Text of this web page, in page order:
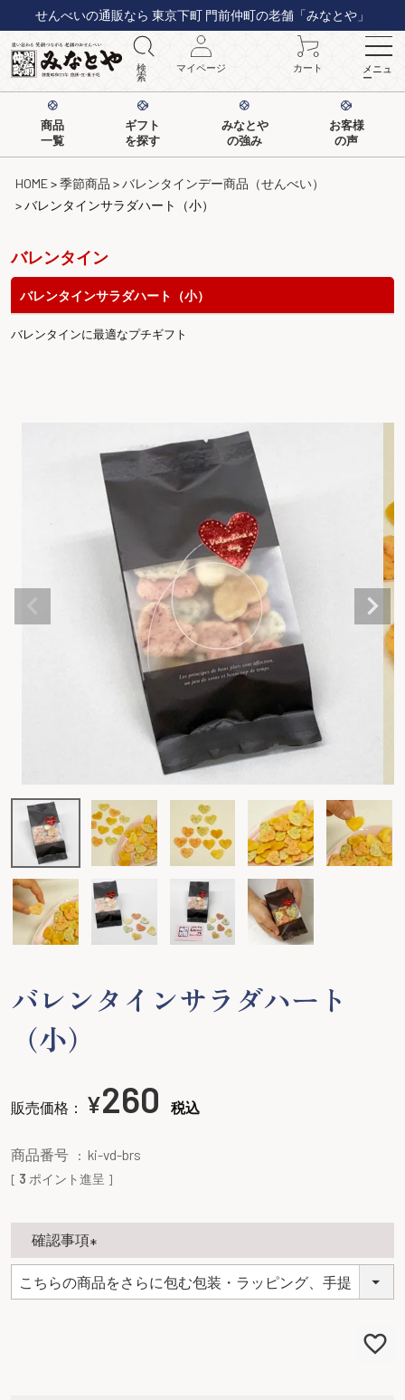
せんべいの通販なら 東京下町 門前仲町の老舗「みなとや」
検
索
マイページ カート メニュ
ー
商品
一覧
ギフト
を探す
みなとや
の強み
お客様
の声
HOME 季節商品
バレンタインデー商品（せんべい）
バレンタインサラダハート（小）
バレンタイン
バレンタインサラダハート（小）
バレンタインに最適なプチギフト
バレンタインサラダハート
（小）
販売価格： ¥260 税込
商品番号 ki-vd-brs
[ 3 ポイント進呈 ]
確認事項
(
必